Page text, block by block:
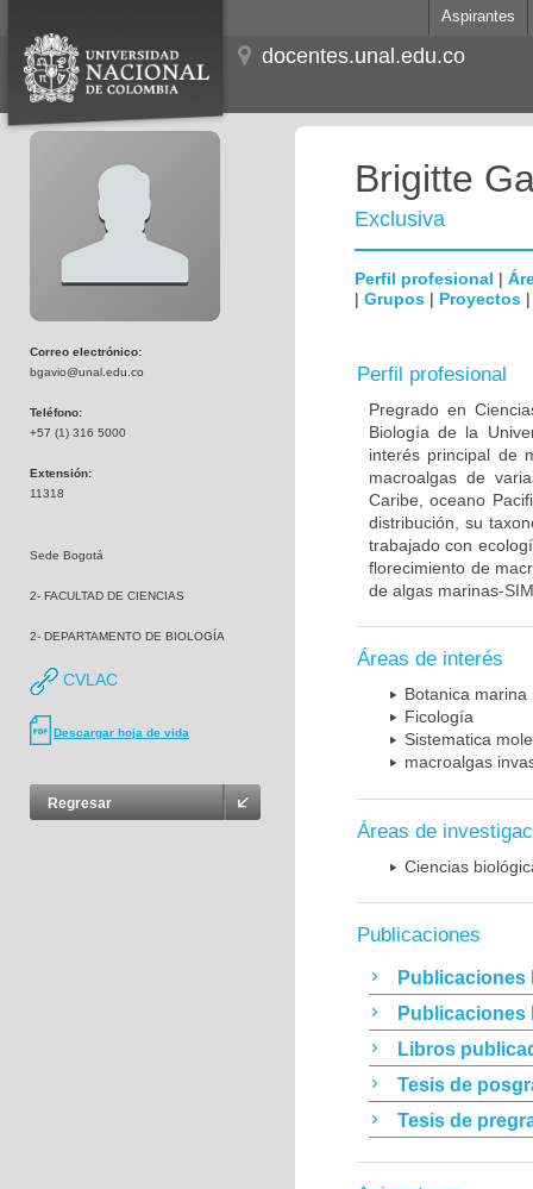
Aspirantes
docentes.unal.edu.co
Correo electrónico:
bgavio@unal.edu.co
Teléfono:
+57 (1) 316 5000
Extensión:
11318
Sede Bogotá
2- FACULTAD DE CIENCIAS
2- DEPARTAMENTO DE BIOLOGÍA
CVLAC
Descargar hoja de vida
Regresar
Brigitte
Exclusiva
Perfil profesional |
| Grupos | Proyectos
Perfil profesional
Pregrado en
Biología de la
interés principal de
macroalgas de
Caribe, oceano
distribución, su
trabajado con
florecimiento de
de algas marinas-
Áreas de interés
Botanica marina
Ficología
Sistematica
macroalgas
Áreas de
Ciencias
Publicaciones
Publicaciones
Publicaciones
Libros
Tesis de
Tesis de